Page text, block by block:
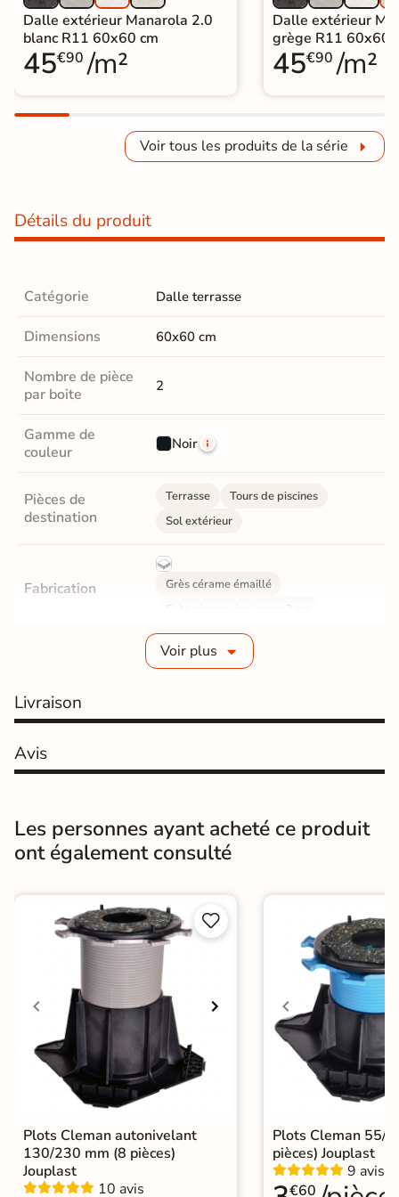
Dalle extérieur Manarola 2.0
blanc R11 60x60 cm
45€90 /m²
Dalle extérieur
grège R11 60x60
45€90 /m²
Voir tous les produits de la série
Détails du produit
Catégorie Dalle terrasse
Dimensions 60x60 cm
Nombre de pièce
par boite
2
Gamme de
couleur
Noir
Pièces de
destination
Terrasse
Tours de piscines
Sol extérieur
Fabrication
Grès cérame émaillé
Grès cérame épaisseur 2 cm
20 mm
Coefficient
antidérapant
Résistance à
l'usure
Bords rectifié
Surface Antidérapante
Résistant au Gel Oui
Conditionnement Boite
Choix 1er Choix
Pose
A coller sur chape
A poser sur plot
ou herbe
A coller sur ancien carrelage
Voir plus
Livraison
Avis
Les personnes ayant acheté ce produit
ont également consulté


Plots Cleman autonivelant
130/230 mm (8 pièces)
Jouplast
10 avis
Plots Cleman 55/
pièces) Jouplast
9 avis
€60